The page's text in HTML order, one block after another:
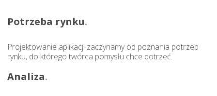
Potrzeba rynku
Projektowanie aplikacji zaczynamy od poznania potrzeb
rynku, do którego twórca pomysłu chce dotrzeć.
Analiza